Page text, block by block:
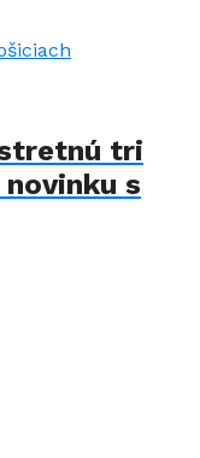
tri
s